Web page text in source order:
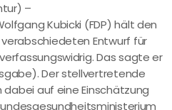
–
Kubicki (FDP) hält den
Entwurf für
Das sagte er
Der stellvertretende
auf eine Einschätzung